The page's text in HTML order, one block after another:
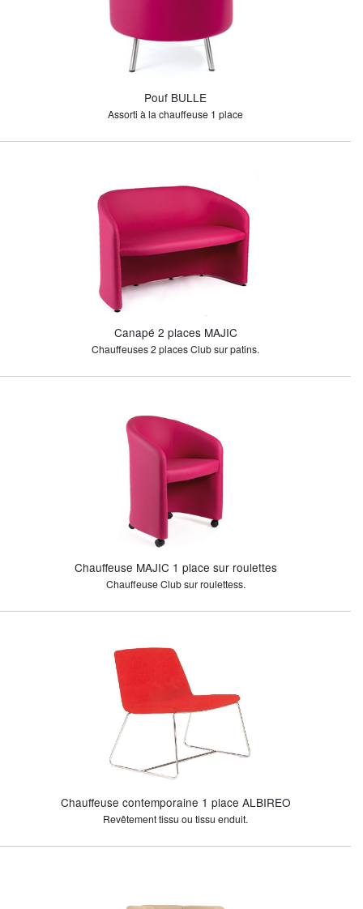
Pouf BULLE
Assorti à la chauffeuse 1 place
Canapé 2 places MAJIC
Chauffeuses 2 places Club sur patins.
Chauffeuse MAJIC 1 place sur roulettes
Chauffeuse Club sur roulettess.
Chauffeuse contemporaine 1 place ALBIREO
Revêtement tissu ou tissu enduit.